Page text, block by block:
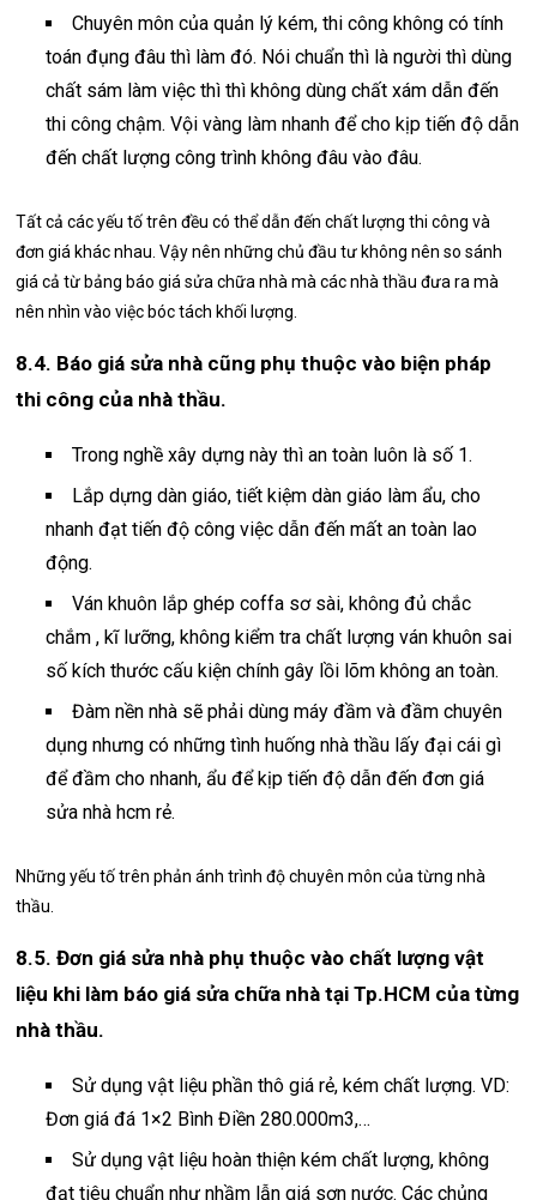
Chuyên môn của quản lý kém, thi công không có tính
toán đụng đâu thì làm đó. Nói chuẩn thì là người thì dùng
chất sám làm việc thì thì không dùng chất xám dẫn đến
thi công chậm. Vội vàng làm nhanh để cho kịp tiến độ dẫn
đến chất lượng công trình không đâu vào đâu.
Tất cả các yếu tố trên đều có thể dẫn đến chất lượng thi công và
đơn giá khác nhau. Vậy nên những chủ đầu tư không nên so sánh
giá cả từ bảng báo giá sửa chữa nhà mà các nhà thầu đưa ra mà
nên nhìn vào việc bóc tách khối lượng.
8.4. Báo giá sửa nhà cũng phụ thuộc vào biện pháp
thi công của nhà thầu.
Trong nghề xây dựng này thì an toàn luôn là số 1.
Lắp dựng dàn giáo, tiết kiệm dàn giáo làm ẩu, cho
nhanh đạt tiến độ công việc dẫn đến mất an toàn lao
động.
Ván khuôn lắp ghép coffa sơ sài, không đủ chắc
chắm , kĩ lưỡng, không kiểm tra chất lượng ván khuôn sai
số kích thước cấu kiện chính gây lồi lõm không an toàn.
Đàm nền nhà sẽ phải dùng máy đầm và đầm chuyên
dụng nhưng có những tình huống nhà thầu lấy đại cái gì
để đầm cho nhanh, ẩu để kịp tiến độ dẫn đến đơn giá
sửa nhà hcm rẻ.
Những yếu tố trên phản ánh trình độ chuyên môn của từng nhà
thầu.
8.5. Đơn giá sửa nhà phụ thuộc vào chất lượng vật
liệu khi làm báo giá sửa chữa nhà tại Tp.HCM của từng
nhà thầu.
Sử dụng vật liệu phần thô giá rẻ, kém chất lượng. VD:
Đơn giá đá 1×2 Bình Điền 280.000m3,…
Sử dụng vật liệu hoàn thiện kém chất lượng, không
đạt tiêu chuẩn như nhầm lẫn giá sơn nước. Các chủng